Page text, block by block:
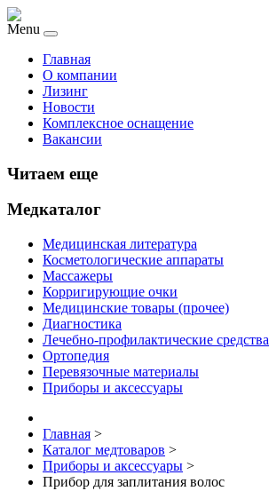
Menu
Главная
О компании
Лизинг
Новости
Комплексное оснащение
Вакансии
Читаем еще
Медкаталог
Медицинская литература
Косметологические аппараты
Массажеры
Корригирующие очки
Медицинские товары (прочее)
Диагностика
Лечебно-профилактические средства
Ортопедия
Перевязочные материалы
Приборы и аксессуары
Главная >
Каталог медтоваров >
Приборы и аксессуары >
Прибор для заплитания волос